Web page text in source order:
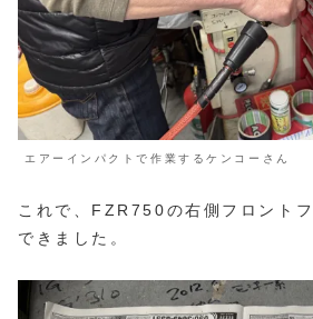
エアーインパクトで作業するケンコーさん
これで、FZR750の右側フロント
できました。